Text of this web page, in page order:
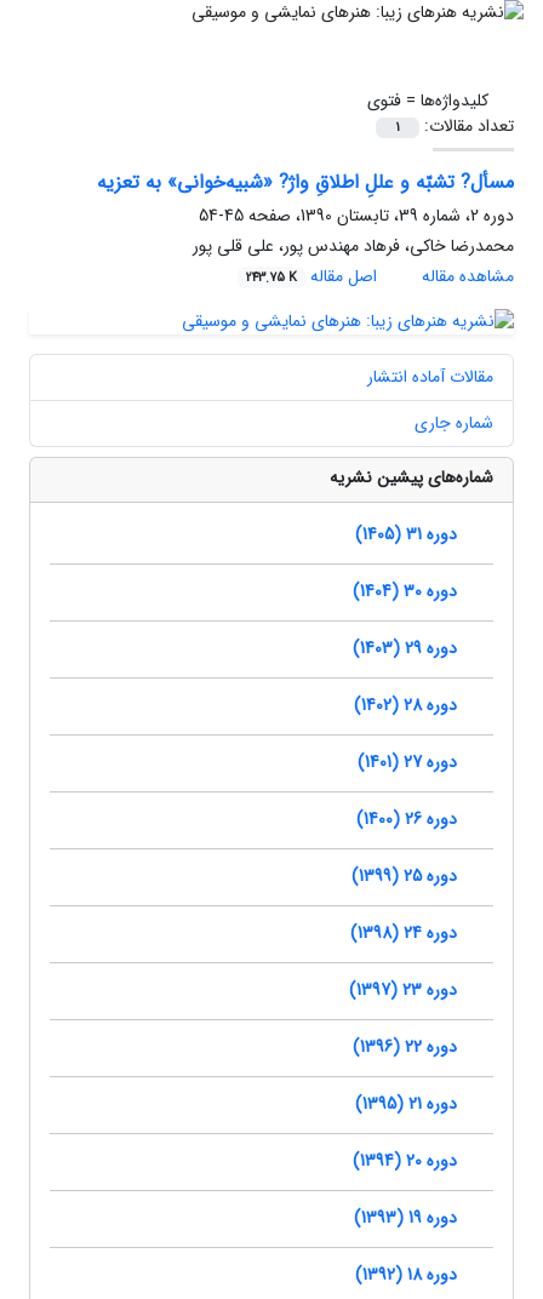
کلیدواژه‌ها =فتوی
تعداد مقالات:
1
مسأل? تشبّه و عللِ اطلاقِ واژ? «شبیه‌خوانی» به تعزیه
دوره 2، شماره 39، تابستان 1390، صفحه
45-54
محمدرضا خاکی، فرهاد مهندس پور، علی قلی پور
مشاهده مقاله
اصل مقاله 243.75 K
مقالات آماده انتشار
شماره جاری
شماره‌های پیشین نشریه
دوره 31 (1405)
دوره 30 (1404)
دوره 29 (1403)
دوره 28 (1402)
دوره 27 (1401)
دوره 26 (1400)
دوره 25 (1399)
دوره 24 (1398)
دوره 23 (1397)
دوره 22 (1396)
دوره 21 (1395)
دوره 20 (1394)
دوره 19 (1393)
دوره 18 (1392)